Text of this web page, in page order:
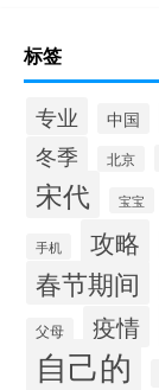
标签
专业 中国
冬季 北京
宋代 宝宝
手机 攻略
春节期间
父母 疫情
自己的